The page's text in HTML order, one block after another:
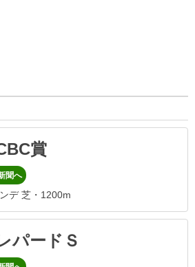
賞
聞へ
デ 芝・1200m
パードＳ